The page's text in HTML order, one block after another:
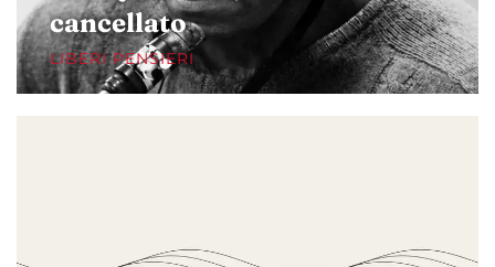
cancellato
LIBERI PENSIERI